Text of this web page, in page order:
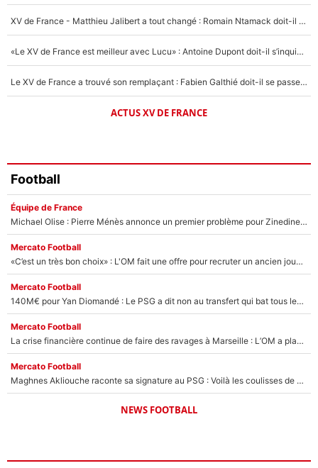
XV de France - Matthieu Jalibert a tout changé : Romain Ntamack doit-il s’inquiéter pour sa place à un an de la Coupe du monde ?
«Le XV de France est meilleur avec Lucu» : Antoine Dupont doit-il s’inquiéter pour sa place ?
Le XV de France a trouvé son remplaçant : Fabien Galthié doit-il se passer d'Antoine Dupont ?
ACTUS XV DE FRANCE
Football
Équipe de France
Michael Olise : Pierre Ménès annonce un premier problème pour Zinedine Zidane en équipe de France
Mercato Football
«C’est un très bon choix» : L'OM fait une offre pour recruter un ancien joueur du PSG... et c'est validé dans l'After Foot !
Mercato Football
140M€ pour Yan Diomandé : Le PSG a dit non au transfert qui bat tous les records sur le mercato
Mercato Football
La crise financière continue de faire des ravages à Marseille : L’OM a placé 12 joueurs sur le marché des transferts… et ça pourrait lui rapporter près de 100M€ !
Mercato Football
Maghnes Akliouche raconte sa signature au PSG : Voilà les coulisses de son transfert de rêve à 50M€
NEWS FOOTBALL